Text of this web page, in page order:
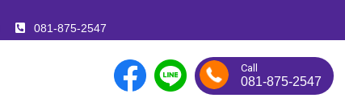
081-875-2547
Call
081-875-2547